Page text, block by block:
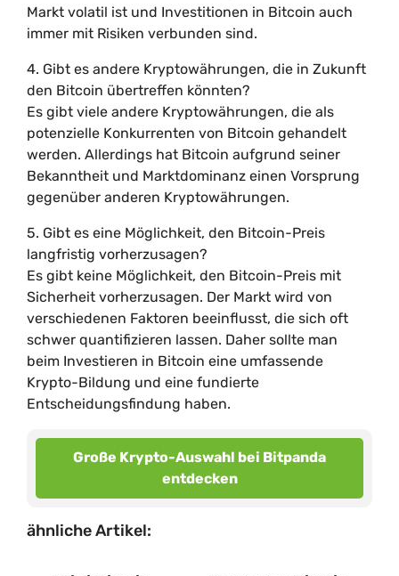
Markt volatil ist und Investitionen in Bitcoin auch
immer mit Risiken verbunden sind.
4. Gibt es andere Kryptowährungen, die in Zukunft
den Bitcoin übertreffen könnten?
Es gibt viele andere Kryptowährungen, die als
potenzielle Konkurrenten von Bitcoin gehandelt
werden. Allerdings hat Bitcoin aufgrund seiner
Bekanntheit und Marktdominanz einen Vorsprung
gegenüber anderen Kryptowährungen.
5. Gibt es eine Möglichkeit, den Bitcoin-Preis
langfristig vorherzusagen?
Es gibt keine Möglichkeit, den Bitcoin-Preis mit
Sicherheit vorherzusagen. Der Markt wird von
verschiedenen Faktoren beeinflusst, die sich oft
schwer quantifizieren lassen. Daher sollte man
beim Investieren in Bitcoin eine umfassende
Krypto-Bildung und eine fundierte
Entscheidungsfindung haben.
Große Krypto-Auswahl bei Bitpanda
entdecken
ähnliche Artikel: